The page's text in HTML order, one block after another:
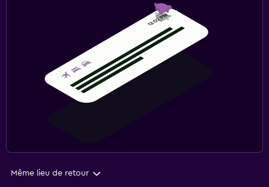
Même lieu de retour